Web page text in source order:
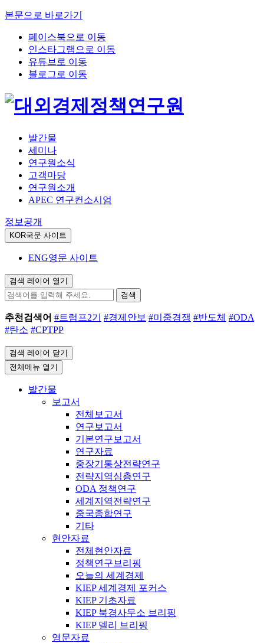
본문으로 바로가기
페이스북으로 이동
인스타그램으로 이동
유튜브로 이동
블로그로 이동
발간물
세미나
연구원소식
고객마당
연구원소개
APEC 연구컨소시엄
정보공개
KOR국문 사이트
ENG영문 사이트
검색 레이어 열기
검색
추천검색어 #트럼프2기 #경제안보 #미중경쟁 #반도체 #ODA
#탄소 #CPTPP
검색 레이어 닫기
전체메뉴 열기
발간물
보고서
전체보고서
연구보고서
기본연구보고서
연구자료
중장기통상전략연구
전략지역심층연구
ODA 정책연구
세계지역전략연구
중국종합연구
기타
현안자료
전체현안자료
정책연구브리핑
오늘의 세계경제
KIEP 세계경제 포커스
KIEP 기초자료
KIEP 북경사무소 브리핑
KIEP 델리 브리핑
영문자료